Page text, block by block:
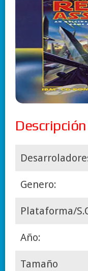
Genero:
Plataforma/
Año:
Tamaño